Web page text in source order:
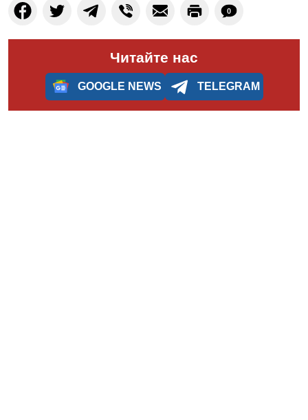
0
Читайте нас
GOOGLE NEWS TELEGRAM